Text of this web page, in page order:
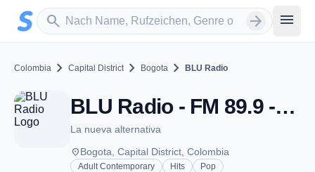
Zum Hauptinhalt springen
search
Sender suchen arrow_forward menu
Colombia chevron_right Capital District chevron_right Bogota chevron_right BLU Radio
BLU Radio - FM 89.9 - Bogota
La nueva alternativa
placeBogota, Capital District, Colombia
Adult Contemporary Hits Pop